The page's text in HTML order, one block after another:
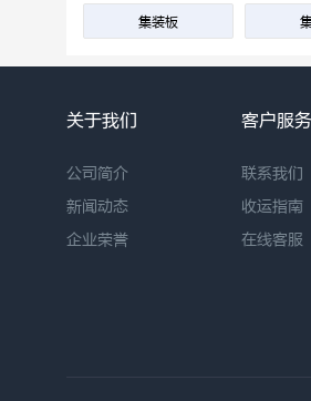
集装板
关于我们
公司简介
新闻动态
企业荣誉
客户服务
联系我们
收运指南
在线客服